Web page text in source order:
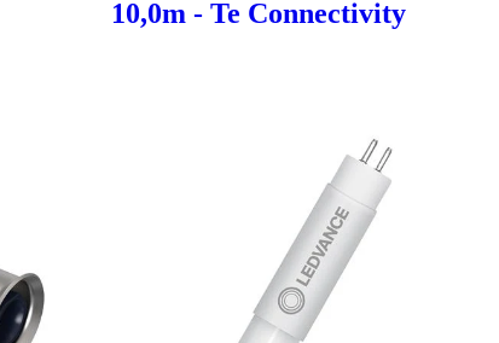
10,0m - Te Connectivity